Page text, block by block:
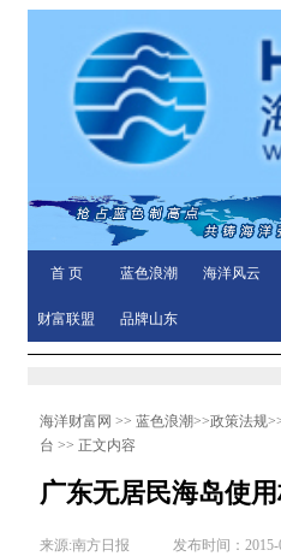
首 页 蓝色浪潮 海洋风云
财富联盟 品牌山东
海洋财富网 >> 蓝色浪潮>>政策法规
台 >> 正文内容
广东无居民海岛使
来源:南方日报 发布时间：2015-